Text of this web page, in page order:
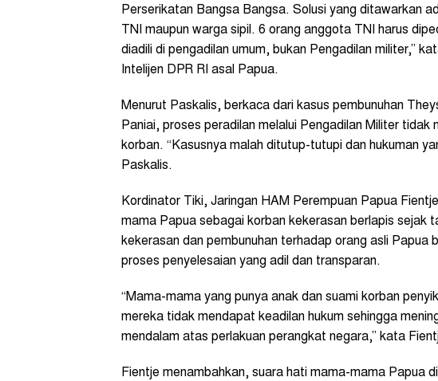
Perserikatan Bangsa Bangsa. Solusi yang ditawarkan
TNI maupun warga sipil. 6 orang anggota TNI harus
diadili di pengadilan umum, bukan Pengadilan militer,”
Intelijen DPR RI asal Papua.
Menurut Paskalis, berkaca dari kasus pembunuhan
Paniai, proses peradilan melalui Pengadilan Militer
korban. “Kasusnya malah ditutup-tutupi dan hukuman
Paskalis.
Kordinator Tiki, Jaringan HAM Perempuan Papua
mama Papua sebagai korban kekerasan berlapis sejak
kekerasan dan pembunuhan terhadap orang asli Papua
proses penyelesaian yang adil dan transparan.
“Mama-mama yang punya anak dan suami korban
mereka tidak mendapat keadilan hukum sehingga
mendalam atas perlakuan perangkat negara,” kata
Fientje menambahkan, suara hati mama-mama Papua